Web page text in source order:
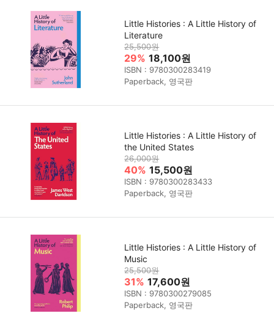
Little Histories : A Little History of
Literature
25,500원
29% 18,100원
ISBN : 9780300283419
Paperback, 영국판
Little Histories : A Little History of
the United States
26,000원
40% 15,500원
ISBN : 9780300283433
Paperback, 영국판
Little Histories : A Little History of
Music
25,500원
31% 17,600원
ISBN : 9780300279085
Paperback, 영국판